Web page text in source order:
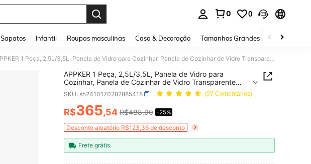
0 0
Sapatos Infantil Roupas masculinas Casa & Decoração Tamanhos Grandes Joias e
APPKER 1 Peça, 2,5L/3,5L, Panela de Vidro para Cozinhar, Panela de Cozinhar de Vidro Transparente com Tampa e Alça de Aço, Panela de Vidro Grande para Fervura em Lareira para Casa, Cozinha, Restaurante, Utensílios de Cozinha de Vidro para Fogão, Ebulição de Frutos do Mar
APPKER 1 Peça, 2,5L/3,5L, Panela de Vidro para
Cozinhar, Panela de Cozinhar de Vidro Transparente
com Tampa e Alça de Aço, Panela de Vidro Grande para
Fervura em Lareira para Casa, Cozinha, Restaurante,
Utensílios de Cozinha de Vidro para Fogão, Ebulição de
Frutos do Mar
SKU: sh2410170282885418 (97 Comentários)
PRICE AND AVAILABILITY
R$365,54 R$488,90 -25%
Desconto aleatório R$123,36 de desconto
Frete grátis